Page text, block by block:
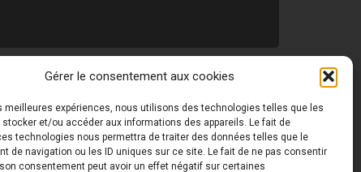
Gérer le consentement aux cookies
meilleures expériences, nous utilisons des technologies telles que les
stocker et/ou accéder aux informations des appareils. Le fait de
technologies nous permettra de traiter des données telles que le
de navigation ou les ID uniques sur ce site. Le fait de ne pas consentir
consentement peut avoir un effet négatif sur certaines
Toutes les photos de ce site sont la propriété de